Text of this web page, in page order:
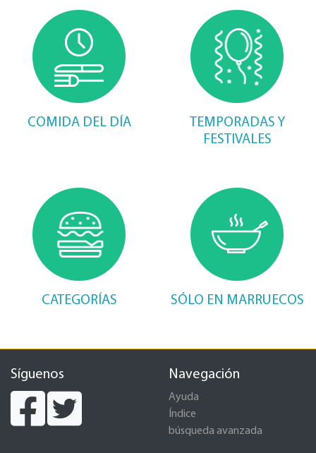
COMIDA DEL DÍA
TEMPORADAS Y
FESTIVALES
CATEGORÍAS SÓLO EN MARRUECOS
Síguenos Navegación
Ayuda
Índice
búsqueda avanzada